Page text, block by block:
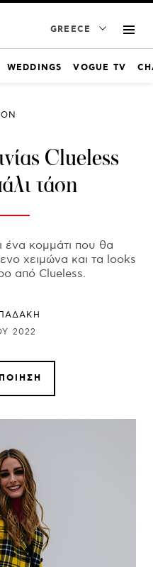
GREECE
WEDDINGS VOGUE TV
Clueless
τάση
ένα κομμάτι που θα
χειμώνα και τα looks
από Clueless.
2022